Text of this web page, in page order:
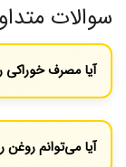
سوالات
آیا مصرف
حال، مصرف
زنان باردار و
آیا می‌توانم